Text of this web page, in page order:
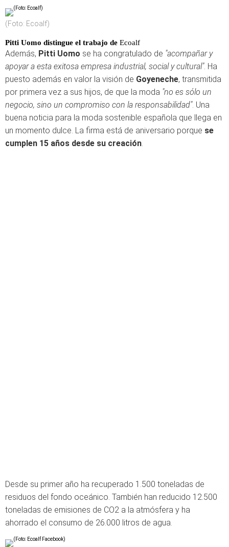
(Foto: Ecoalf)
Pitti Uomo distingue el trabajo de Ecoalf
Además, Pitti Uomo se ha congratulado de "acompañar y
apoyar a esta exitosa empresa industrial, social y cultural". Ha
puesto además en valor la visión de Goyeneche, transmitida
por primera vez a sus hijos, de que la moda "no es sólo un
negocio, sino un compromiso con la responsabilidad". Una
buena noticia para la moda sostenible española que llega en
un momento dulce. La firma está de aniversario porque se
cumplen 15 años desde su creación.
Desde su primer año ha recuperado 1.500 toneladas de
residuos del fondo oceánico. También han reducido 12.500
toneladas de emisiones de CO2 a la atmósfera y ha
ahorrado el consumo de 26.000 litros de agua.